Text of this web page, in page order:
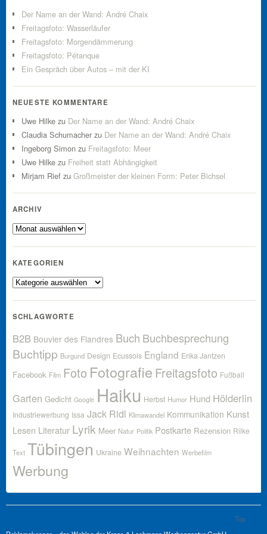
Der Name an der Wand: André Chaix
Freitagsfoto: Wasserläufer
Freitagsfoto: Morgendämmerung
Freitagsfoto: Pétanque
Ein Gespräch über Autos – mit der KI
NEUESTE KOMMENTARE
Uwe Hilke zu Der Name an der Wand: André Chaix
Claudia Schumacher zu Der Name an der Wand: André Chaix
Ingeborg Simon zu Freitagsfoto: Meer
Uwe Hilke zu Freiheit statt Abhängigkeit
Mirjam Rief zu Großmeister der kleinen Form: Peter Bichsel
ARCHIV
Archiv
KATEGORIEN
Kategorien
SCHLAGWORTE
B2B Bouvier des Flandres Buch Buchbesprechung
Buchtipp Burgund Design Ecussols England Erika Jantzen
Facebook Film Foto Fotografie Freitagsfoto Fußball
Garten Gedicht Google Haiku Herbst Humor Hund Hölderlin
Industriewerbung Issa Jack Ridl Klimawandel Kommunikation Kunst
Lesen Literatur Lyrik Meer Natur Politik Postkarte Rezension Rilke
Text Tübingen Ukraine Weihnachten Werbefilm
Werbung
Top